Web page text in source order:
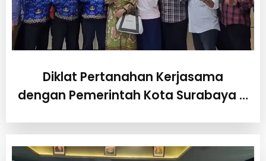
Diklat Pertanahan Kerjasama
dengan Pemerintah Kota Surabaya …